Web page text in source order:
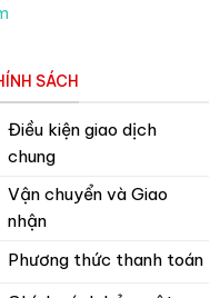
SÁCH
Điều kiện giao dịch
chung
Vận chuyển và Giao
nhận
Phương thức thanh toán